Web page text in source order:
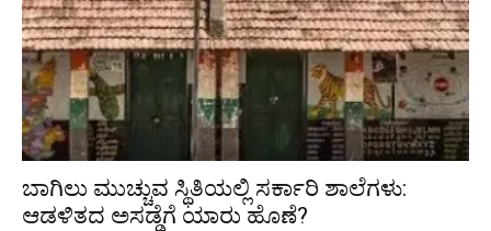
ಬಾಗಿಲು ಮುಚ್ಚುವ ಸ್ಥಿತಿಯಲ್ಲಿ ಸರ್ಕಾರಿ ಶಾಲೆಗಳು:
ಆಡಳಿತದ ಅಸಡ್ಡೆಗೆ ಯಾರು ಹೊಣೆ?